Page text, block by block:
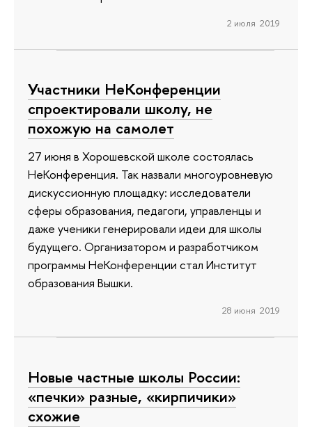
2 июля 2019
Участники НеКонференции
спроектировали школу, не
похожую на самолет
27 июня в Хорошевской школе состоялась
НеКонференция. Так назвали многоуровневую
дискуссионную площадку: исследователи
сферы образования, педагоги, управленцы и
даже ученики генерировали идеи для школы
будущего. Организатором и разработчиком
программы НеКонференции стал Институт
образования Вышки.
28 июня 2019
Новые частные школы России:
«печки» разные, «кирпичики»
схожие